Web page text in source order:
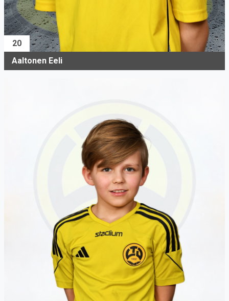
20
Aaltonen Eeli